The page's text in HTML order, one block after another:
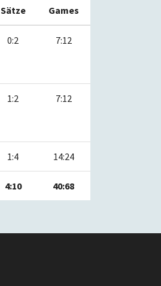
Sätze Games
0:2 7:12
1:2 7:12
1:4 14:24
4:10 40:68